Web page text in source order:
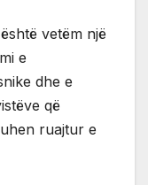
vetëm një
e
dhe e
që
ruajtur e